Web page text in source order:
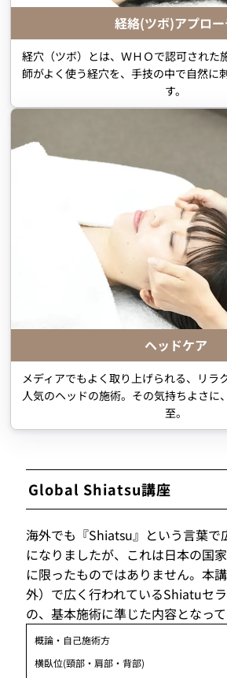
経絡(ツボ)アプロ
経穴（ツボ）とは、ＷＨＯで認可された
師がよく使う経穴を、手技の中で自然に
す。
ヘッドケア
メディアでもよく取り上げられる、リラ
人気のヘッドの施術。その気持ちよさに
至。
Global Shiatsu講座
海外でも『Shiatsu』という言葉で
になりましたが、これは日本の国
に限ったものではありません。本
外）で広く行われているShiatuセラ
の、基本施術に準じた内容となっ
概論・自己施術方
横臥位(頸部・肩部・背部)